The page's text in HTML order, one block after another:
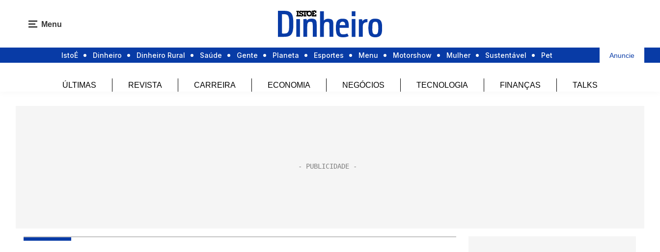
Menu
IstoÉ Dinheiro Dinheiro Rural Saúde Gente Planeta Esportes Menu Motorshow Mulher Sustentável Pet Anuncie
ÚLTIMAS REVISTA CARREIRA ECONOMIA NEGÓCIOS TECNOLOGIA FINANÇAS TALKS